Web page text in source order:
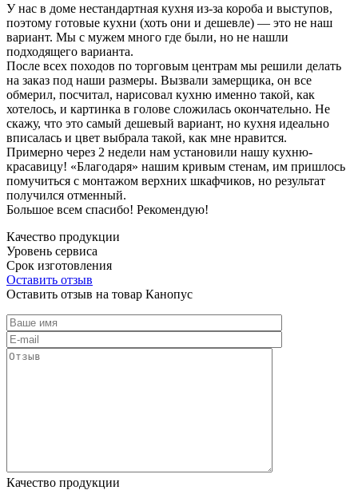
У нас в доме нестандартная кухня из-за короба и выступов,
поэтому готовые кухни (хоть они и дешевле) — это не наш
вариант. Мы с мужем много где были, но не нашли
подходящего варианта.
После всех походов по торговым центрам мы решили делать
на заказ под наши размеры. Вызвали замерщика, он все
обмерил, посчитал, нарисовал кухню именно такой, как
хотелось, и картинка в голове сложилась окончательно. Не
скажу, что это самый дешевый вариант, но кухня идеально
вписалась и цвет выбрала такой, как мне нравится.
Примерно через 2 недели нам установили нашу кухню-
красавицу! «Благодаря» нашим кривым стенам, им пришлось
помучиться с монтажом верхних шкафчиков, но результат
получился отменный.
Большое всем спасибо! Рекомендую!
Качество продукции
Уровень сервиса
Срок изготовления
Оставить отзыв
Оставить отзыв на товар Канопус
Качество продукции